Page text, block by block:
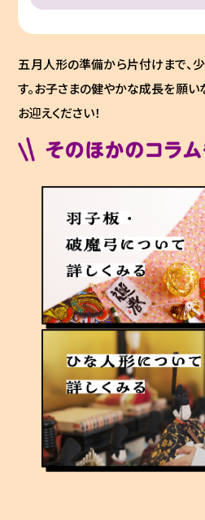
五月人形の準備から片付けまで、
す。お子さまの健やかな成長を願
お迎えください！